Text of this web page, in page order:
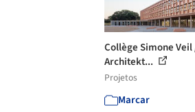
Collège Simone
Architekt...
Projetos
Marcar